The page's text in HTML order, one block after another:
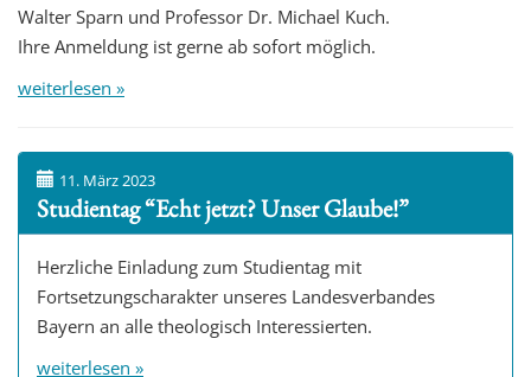
Walter Sparn und Professor Dr. Michael Kuch.
Ihre Anmeldung ist gerne ab sofort möglich.
weiterlesen »
11. März 2023
Studientag “Echt jetzt? Unser Glaube!”
Herzliche Einladung zum Studientag mit
Fortsetzungscharakter unseres Landesverbandes
Bayern an alle theologisch Interessierten.
weiterlesen »